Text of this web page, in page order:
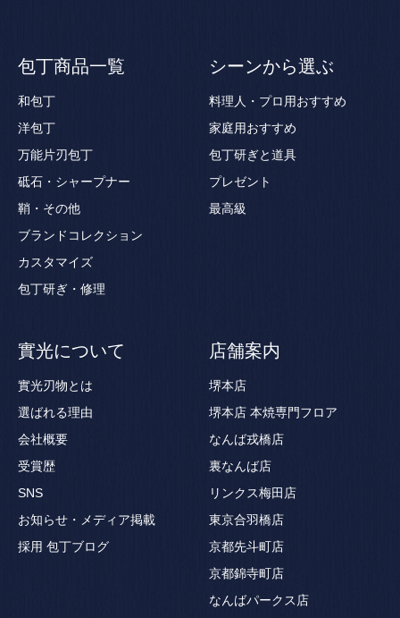
包丁商品一覧
和包丁
洋包丁
万能片刃包丁
砥石・シャープナー
鞘・その他
ブランドコレクション
カスタマイズ
包丁研ぎ・修理
シーンから選ぶ
料理人・プロ用おすすめ
家庭用おすすめ
包丁研ぎと道具
プレゼント
最高級
實光について
實光刃物とは
選ばれる理由
会社概要
受賞歴
SNS
お知らせ・メディア掲載
採用 包丁ブログ
店舗案内
堺本店
堺本店 本焼専門フロア
なんば戎橋店
裏なんば店
リンクス梅田店
東京合羽橋店
京都先斗町店
京都錦寺町店
なんばパークス店